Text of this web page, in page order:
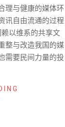
理与健康的媒体环
讯自由流通的过程
以维系的共享文
整与改造我国的媒
需要民间力量的投